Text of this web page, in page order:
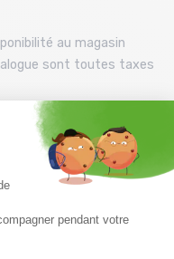
au magasin
sont toutes taxes
aimer